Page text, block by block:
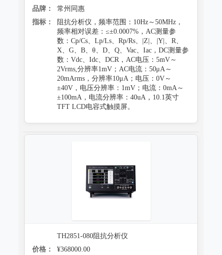
品牌：
常州同惠
指标：
阻抗分析仪，频率范围：10Hz～50MHz，
频率相对误差：≤±0.0007%，AC测量参
数：Cp/Cs、Lp/Ls、Rp/Rs、|Z|、|Y|、R、
X、G、B、θ、D、Q、Vac、Iac，DC测量参
数：Vdc、Idc、DCR，AC电压：5mV～
2Vrms,分辨率1mV；AC电流：50μA～
20mArms，分辨率10μA；电压：0V～
±40V，电压分辨率：1mV；电流：0mA～
±100mA，电流分辨率：40uA，10.1英寸
TFT LCD电容式触摸屏。
TH2851-080阻抗分析仪
价格：
¥368000.00